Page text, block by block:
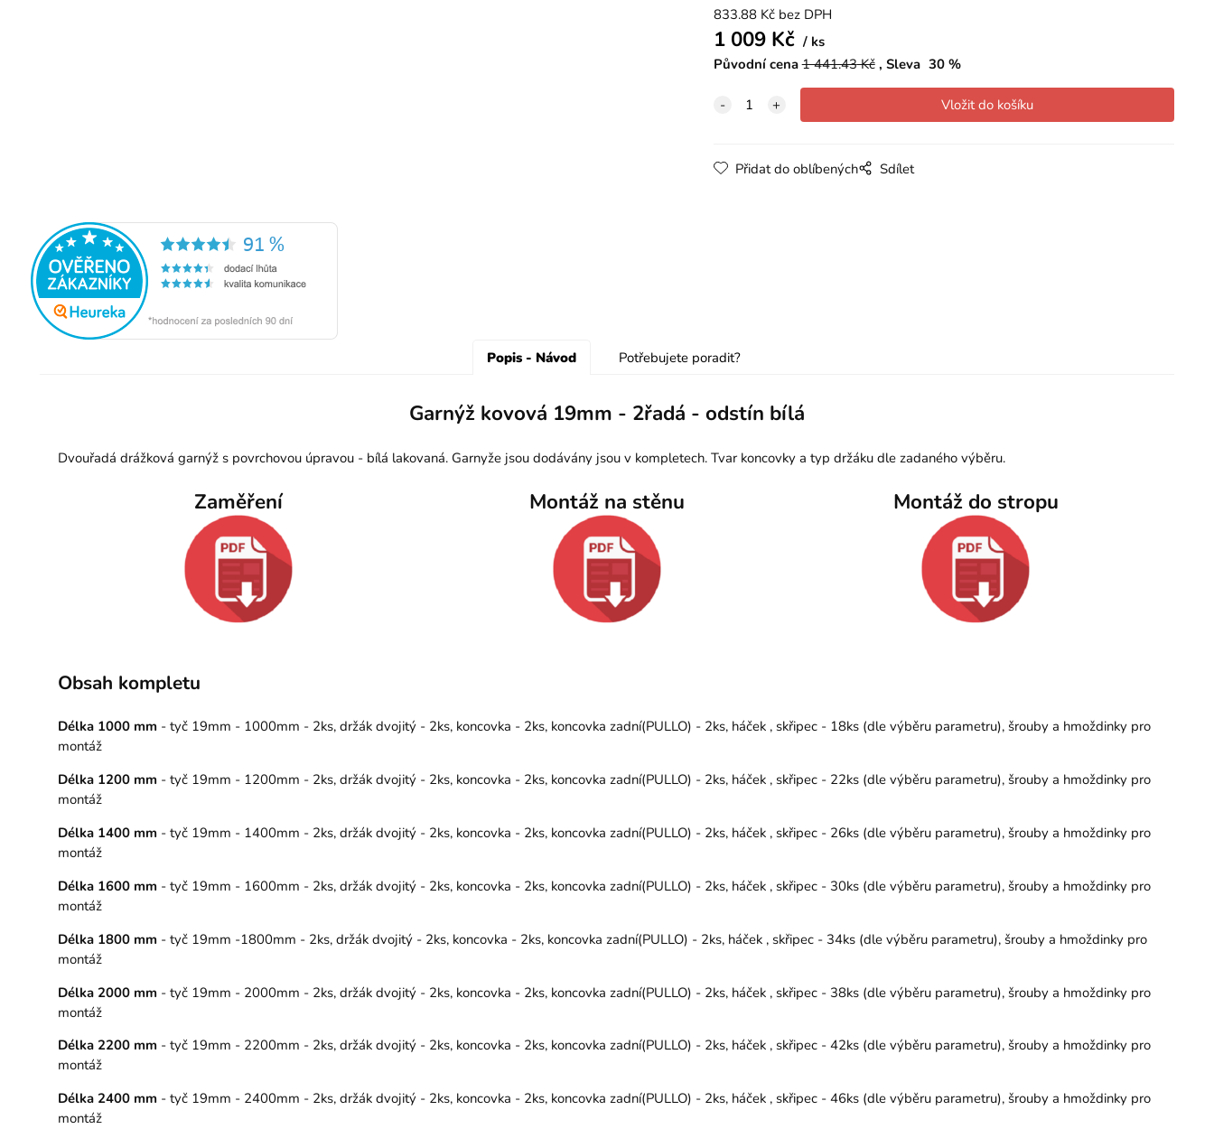
833.88Kč bez DPH
1 009Kč
ks
Původní cena 1 441.43Kč Sleva 30%
Přidat do oblíbených Sdílet
Popis - Návod Potřebujete poradit?
Garnýž kovová 19mm - 2řadá - odstín bílá
Dvouřadá drážková garnýž s povrchovou úpravou - bílá lakovaná. Garnyže jsou dodávány jsou v kompletech. Tvar koncovky a typ držáku dle zadaného výběru.
Zaměření Montáž na stěnu Montáž do stropu
Obsah kompletu
Délka 1000 mm - tyč 19mm - 1000mm - 2ks, držák dvojitý - 2ks, koncovka - 2ks, koncovka zadní(PULLO) - 2ks, háček , skřipec - 18ks (dle výběru parametru), šrouby a hmoždinky pro
montáž
Délka 1200 mm - tyč 19mm - 1200mm - 2ks, držák dvojitý - 2ks, koncovka - 2ks, koncovka zadní(PULLO) - 2ks, háček , skřipec - 22ks (dle výběru parametru), šrouby a hmoždinky pro
montáž
Délka 1400 mm - tyč 19mm - 1400mm - 2ks, držák dvojitý - 2ks, koncovka - 2ks, koncovka zadní(PULLO) - 2ks, háček , skřipec - 26ks (dle výběru parametru), šrouby a hmoždinky pro
montáž
Délka 1600 mm - tyč 19mm - 1600mm - 2ks, držák dvojitý - 2ks, koncovka - 2ks, koncovka zadní(PULLO) - 2ks, háček , skřipec - 30ks (dle výběru parametru), šrouby a hmoždinky pro
montáž
Délka 1800 mm - tyč 19mm -1800mm - 2ks, držák dvojitý - 2ks, koncovka - 2ks, koncovka zadní(PULLO) - 2ks, háček , skřipec - 34ks (dle výběru parametru), šrouby a hmoždinky pro
montáž
Délka 2000 mm - tyč 19mm - 2000mm - 2ks, držák dvojitý - 2ks, koncovka - 2ks, koncovka zadní(PULLO) - 2ks, háček , skřipec - 38ks (dle výběru parametru), šrouby a hmoždinky pro
montáž
Délka 2200 mm - tyč 19mm - 2200mm - 2ks, držák dvojitý - 2ks, koncovka - 2ks, koncovka zadní(PULLO) - 2ks, háček , skřipec - 42ks (dle výběru parametru), šrouby a hmoždinky pro
montáž
Délka 2400 mm - tyč 19mm - 2400mm - 2ks, držák dvojitý - 2ks, koncovka - 2ks, koncovka zadní(PULLO) - 2ks, háček , skřipec - 46ks (dle výběru parametru), šrouby a hmoždinky pro
montáž